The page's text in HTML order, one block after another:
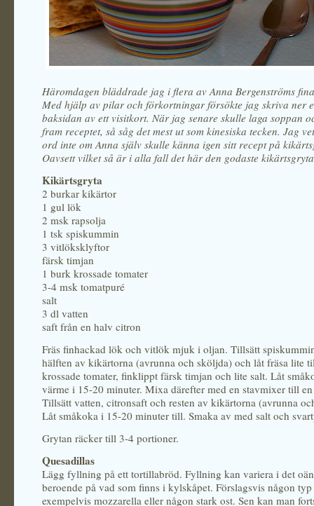
Häromdagen bläddrade jag i flera av Anna Bergenströms
Med hjälp av pilar och förkortningar försökte jag skriva ner
baksidan av ett visitkort. När jag senare skulle laga soppan
fram receptet, så såg det mest ut som kinesiska tecken. Jag
ord inte om Anna själv skulle känna igen sitt recept på
Oavsett vilket så är i alla fall det här den godaste
Kikärtsgryta
2 burkar kikärtor
1 gul lök
2 msk rapsolja
1 tsk spiskummin
3 vitlöksklyftor
färsk timjan
1 burk krossade tomater
3-4 msk tomatpuré
salt
3 dl vatten
saft från en halv citron
Fräs finhackad lök och vitlök mjuk i oljan. Tillsätt
hälften av kikärtorna (avrunna och sköljda) och låt fräsa lite
krossade tomater, finklippt färsk timjan och lite salt. Låt
värme i 15-20 minuter. Mixa därefter med en stavmixer till en
Tillsätt vatten, citronsaft och resten av kikärtorna (avrunna
Låt småkoka i 15-20 minuter till. Smaka av med salt och
Grytan räcker till 3-4 portioner.
Quesadillas
Lägg fyllning på ett tortillabröd. Fyllning kan variera i det
beroende på vad som finns i kylskåpet. Förslagsvis någon
exempelvis mozzarella eller någon stark ost. Sen kan man